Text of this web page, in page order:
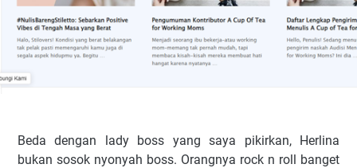
Beda dengan lady boss yang saya pikirkan, Herlina
bukan sosok nyonyah boss. Orangnya rock n roll banget